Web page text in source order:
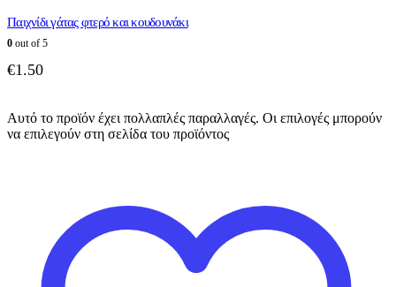
Παιχνίδι γάτας φτερό και κουδουνάκι
0 out of 5
€1.50
Αυτό το προϊόν έχει πολλαπλές παραλλαγές. Οι επιλογές μπορούν
να επιλεγούν στη σελίδα του προϊόντος